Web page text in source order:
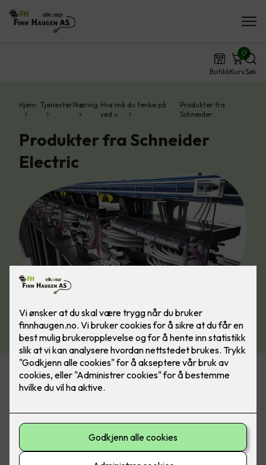
ButikkKurv
0
Søk
Hjem TjenesterNæring Hva må du tenke på
ved v…
Produkter fra
Schneider…
Produkter fra Schneider
Electric